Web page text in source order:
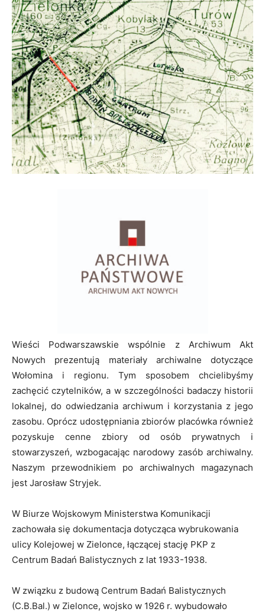
Wieści Podwarszawskie wspólnie z Archiwum Akt
Nowych prezentują materiały archiwalne dotyczące
Wołomina i regionu. Tym sposobem chcielibyśmy
zachęcić czytelników, a w szczególności badaczy historii
lokalnej, do odwiedzania archiwum i korzystania z jego
zasobu. Oprócz udostępniania zbiorów placówka również
pozyskuje cenne zbiory od osób prywatnych i
stowarzyszeń, wzbogacając narodowy zasób archiwalny.
Naszym przewodnikiem po archiwalnych magazynach
jest Jarosław Stryjek.
W Biurze Wojskowym Ministerstwa Komunikacji
zachowała się dokumentacja dotycząca wybrukowania
ulicy Kolejowej w Zielonce, łączącej stację PKP z
Centrum Badań Balistycznych z lat 1933-1938.
W związku z budową Centrum Badań Balistycznych
(C.B.Bal.) w Zielonce, wojsko w 1926 r. wybudowało